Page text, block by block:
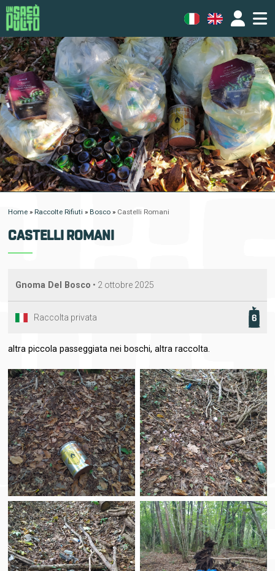
Home »Raccolte Rifiuti »Bosco » Castelli Romani
CASTELLI ROMANI
Gnoma Del Bosco • 2 ottobre 2025
Raccolta privata 6
altra piccola passeggiata nei boschi, altra raccolta.